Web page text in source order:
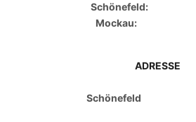
Schönefeld:
Mockau:
ADRESSE
Schönefeld